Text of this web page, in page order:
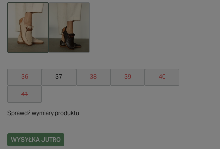
36 37 38 39 40
41
Sprawdź wymiary produktu
WYSYŁKA JUTRO